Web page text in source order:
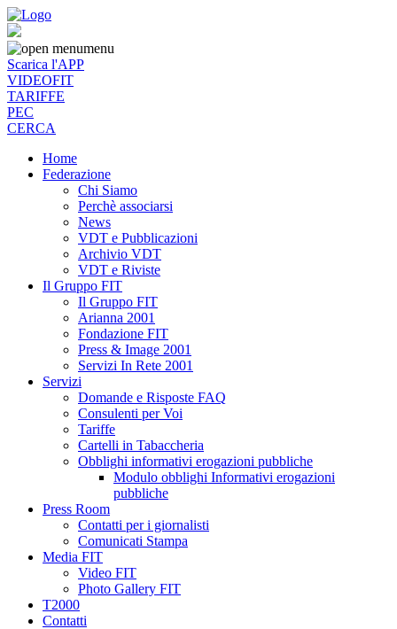
menu
Scarica l'APP
VIDEOFIT
TARIFFE
PEC
CERCA
Home
Federazione
Chi Siamo
Perchè associarsi
News
VDT e Pubblicazioni
Archivio VDT
VDT e Riviste
Il Gruppo FIT
Il Gruppo FIT
Arianna 2001
Fondazione FIT
Press & Image 2001
Servizi In Rete 2001
Servizi
Domande e Risposte FAQ
Consulenti per Voi
Tariffe
Cartelli in Tabaccheria
Obblighi informativi erogazioni pubbliche
Modulo obblighi Informativi erogazioni
pubbliche
Press Room
Contatti per i giornalisti
Comunicati Stampa
Media FIT
Video FIT
Photo Gallery FIT
T2000
Contatti